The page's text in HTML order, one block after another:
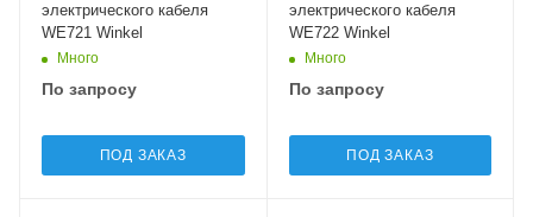
электрического кабеля
WE721 Winkel
Много
По запросу
ПОД ЗАКАЗ
электрического кабеля
WE722 Winkel
Много
По запросу
ПОД ЗАКАЗ